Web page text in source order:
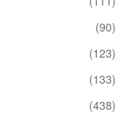
(90)
(123)
(133)
(438)